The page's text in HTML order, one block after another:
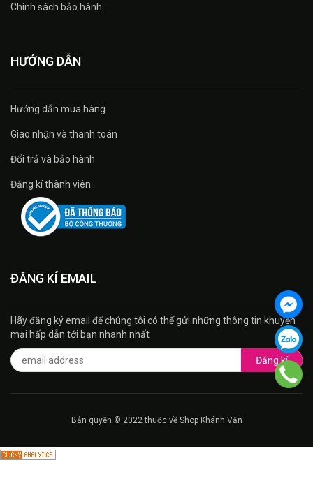
Chính sách bảo hành
HƯỚNG DẪN
Hướng dẫn mua hàng
Giao nhận và thanh toán
Đổi trả và bảo hành
Đăng kí thành viên
ĐĂNG KÍ EMAIL
Hãy đăng ký email để chúng tôi có thế gửi những thông tin khuyến
mại hấp dẫn tới bạn nhanh nhất
Đăng kí
Bản quyền © 2022 thuộc về Shop Khánh Văn